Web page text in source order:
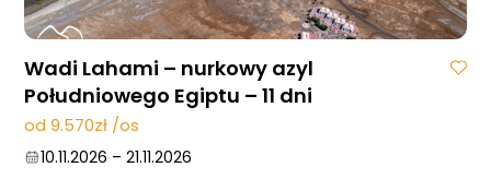
Wadi Lahami – nurkowy azyl
Południowego Egiptu – 11 dni
od 9.570zł /os
10.11.2026 – 21.11.2026